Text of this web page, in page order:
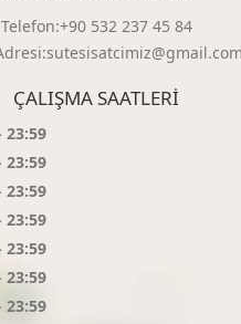
Telefon:+90 532 237 45 84
ÇALIŞMA SAATLERI
23:59
23:59
23:59
23:59
23:59
23:59
23:59